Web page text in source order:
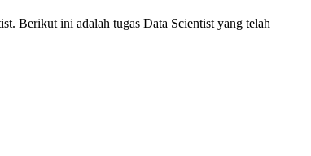
Berikut ini adalah tugas Data Scientist yang telah